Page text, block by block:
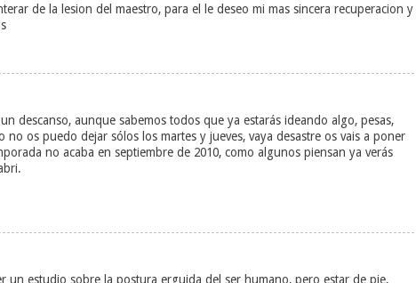
de la lesion del maestro, para el le deseo mi mas sincera recuperacion y
descanso, aunque sabemos todos que ya estarás ideando algo, pesas,
os puedo dejar sólos los martes y jueves, vaya desastre os vais a poner
no acaba en septiembre de 2010, como algunos piensan ya verás
un estudio sobre la postura erguida del ser humano, pero estar de pie,